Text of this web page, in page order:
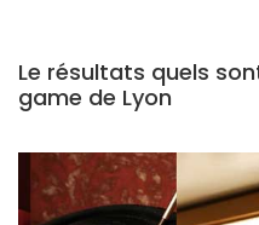
Le résultats quels
game de Lyon